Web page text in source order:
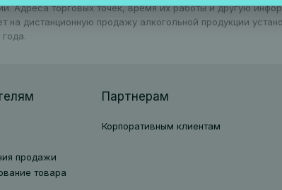
Адреса торговых точек, время их работы и другую
на дистанционную продажу алкогольной продукции
продажи
товара
Партнерам
Корпоративным клиентам